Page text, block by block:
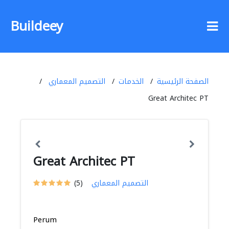
Buildeey
الصفحة الرئيسية الخدمات
التصميم المعماري
Great Architec PT
Great Architec PT
(5) التصميم المعماري
Perum